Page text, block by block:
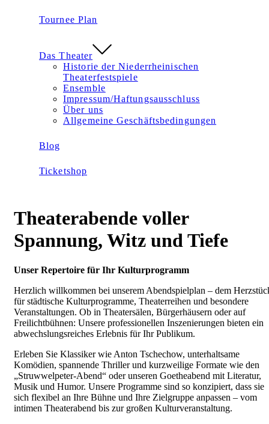
Tournee Plan
Das Theater
Historie der Niederrheinischen
Theaterfestspiele
Ensemble
Impressum/Haftungsausschluss
Über uns
Allgemeine Geschäftsbedingungen
Blog
Ticketshop
Theaterabende voller
Spannung, Witz und Tiefe
Unser Repertoire für Ihr Kulturprogramm
Herzlich willkommen bei unserem Abendspielplan – dem
für städtische Kulturprogramme, Theaterreihen und besondere
Veranstaltungen. Ob in Theatersälen, Bürgerhäusern oder auf
Freilichtbühnen: Unsere professionellen Inszenierungen bieten ein
abwechslungsreiches Erlebnis für Ihr Publikum.
Erleben Sie Klassiker wie Anton Tschechow, unterhaltsame
Komödien, spannende Thriller und kurzweilige Formate wie den
„Struwwelpeter-Abend“ oder unseren Goetheabend mit Literatur,
Musik und Humor. Unsere Programme sind so konzipiert, dass sie
sich flexibel an Ihre Bühne und Ihre Zielgruppe anpassen – vom
intimen Theaterabend bis zur großen Kulturveranstaltung.